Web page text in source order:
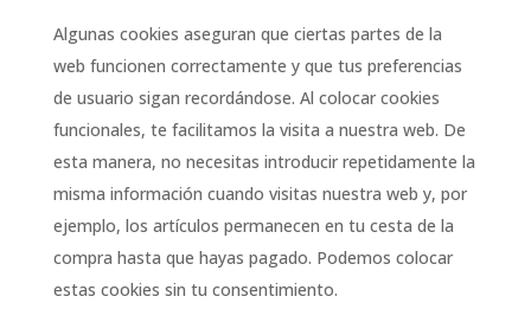
Algunas cookies aseguran que ciertas partes de la
web funcionen correctamente y que tus preferencias
de usuario sigan recordándose. Al colocar cookies
funcionales, te facilitamos la visita a nuestra web. De
esta manera, no necesitas introducir repetidamente la
misma información cuando visitas nuestra web y, por
ejemplo, los artículos permanecen en tu cesta de la
compra hasta que hayas pagado. Podemos colocar
estas cookies sin tu consentimiento.